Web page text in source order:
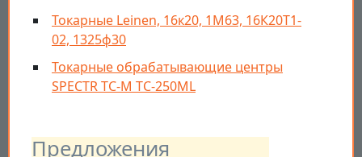
Предложения
Токарные Leinen, 16к20, 1М63, 16К20Т1-
02, 1325ф30
Токарные обрабатывающие центры
SPECTR TC-M TC-250ML